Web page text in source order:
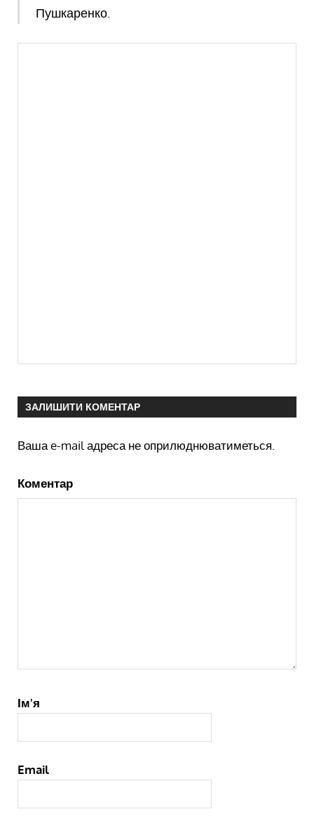
Пушкаренко.
ЗАЛИШИТИ КОМЕНТАР
Ваша e-mail адреса не оприлюднюватиметься.
Коментар
Ім'я
Email